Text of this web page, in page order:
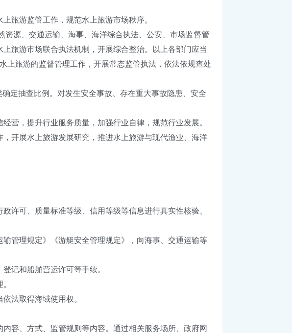
游监管工作，规范水上旅游市场秩序。
源、交通运输、海事、海洋综合执法、公安、市场监督管
旅游市场联合执法机制，开展综合整治。以上各部门应当
上旅游的监督管理工作，开展常态监管执法，依法依规查处
抽查比例。对发生安全事故、存在重大事故隐患、安全
，提升行业服务质量，加强行业自律，规范行业发展。
开展水上旅游发展研究，推进水上旅游与现代渔业、海洋
可、质量标准等级、信用等级等信息进行真实性核验、
管理规定》《游艇安全管理规定》，向海事、交通运输等
记和船舶营运许可等手续。
法取得海域使用权。
、方式、监管规则等内容。通过相关服务场所、政府网